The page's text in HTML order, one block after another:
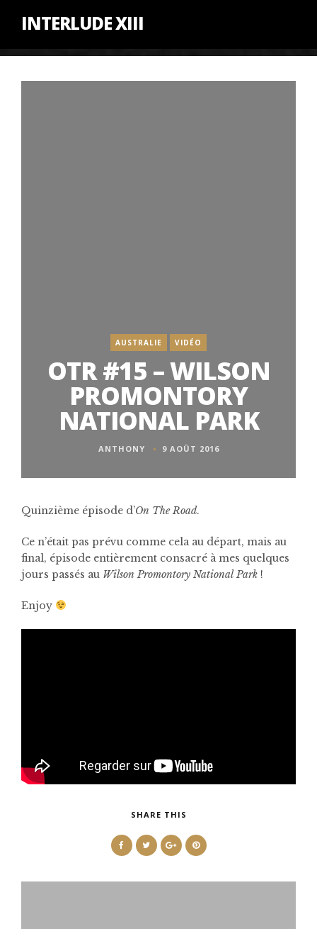
INTERLUDE XIII
AUSTRALIE VIDÉO
OTR #15 – WILSON
PROMONTORY
NATIONAL PARK
ANTHONY 9 AOÛT 2016
Quinzième épisode d’On The Road.
Ce n’était pas prévu comme cela au départ, mais au
final, épisode entièrement consacré à mes quelques
jours passés au Wilson Promontory National Park !
Enjoy
SHARE THIS